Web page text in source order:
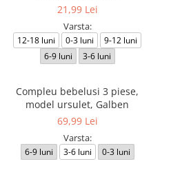
21,99 Lei
Varsta:
12-18 luni 0-3 luni
9-12 luni
6-9 luni
3-6 luni
Compleu bebelusi 3 piese,
model ursulet, Galben
69,99 Lei
Varsta:
6-9 luni 3-6 luni 0-3 luni